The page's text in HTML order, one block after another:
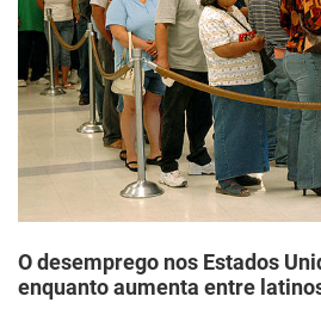
O desemprego nos Estados
enquanto aumenta entre